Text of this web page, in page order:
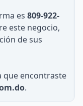
es 809-922-
este negocio,
de sus
que encontraste
.